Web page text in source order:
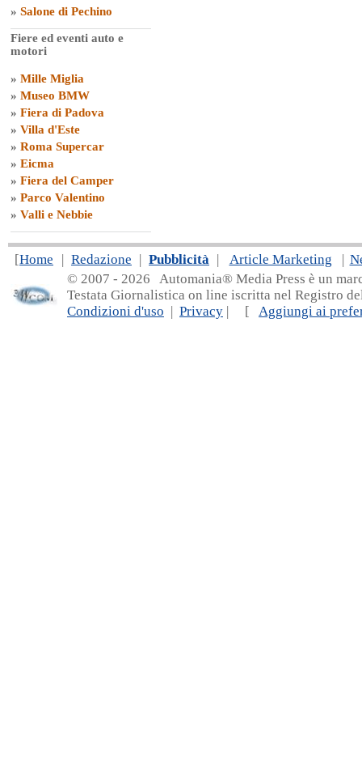
» Salone di Pechino
Fiere ed eventi auto e
motori
» Mille Miglia
» Museo BMW
» Fiera di Padova
» Villa d'Este
» Roma Supercar
» Eicma
» Fiera del Camper
» Parco Valentino
» Valli e Nebbie
[Home | Redazione | Pubblicità | Article Marketing |
© 2007 - 2026 Automania® Media Press è un
Testata Giornalistica on line iscritta nel Registro
Condizioni d'uso | Privacy | [ Aggiungi ai